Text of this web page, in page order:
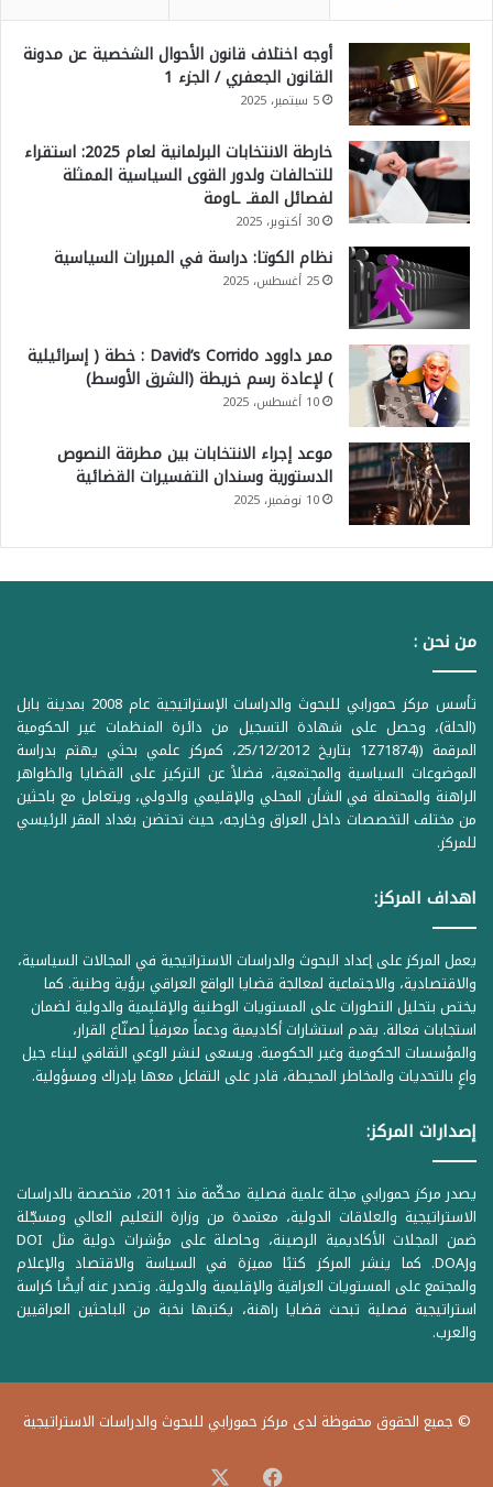
أوجه اختلاف قانون الأحوال الشخصية عن مدونة
القانون الجعفري / الجزء 1
5 سبتمبر، 2025
خارطة الانتخابات البرلمانية لعام 2025: استقراء
للتحالفات ولدور القوى السياسية الممثلة
لفصائل المقـ ـاومة
30 أكتوبر، 2025
نظام الكوتا: دراسة في المبررات السياسية
25 أغسطس، 2025
ممر داوود David’s Corrido : خطة ( إسرائيلية
) لإعادة رسم خريطة (الشرق الأوسط)
10 أغسطس، 2025
موعد إجراء الانتخابات بين مطرقة النصوص
الدستورية وسندان التفسيرات القضائية
10 نوفمبر، 2025
من نحن :
تأسس مركز حمورابي للبحوث والدراسات الإستراتيجية عام 2008 بمدينة بابل
(الحلة)، وحصل على شهادة التسجيل من دائرة المنظمات غير الحكومية
المرقمة ((1Z71874 بتاريخ 25/12/2012، كمركز علمي بحثي يهتم بدراسة
الموضوعات السياسية والمجتمعية، فضلاً عن التركيز على القضايا والظواهر
الراهنة والمحتملة في الشأن المحلي والإقليمي والدولي، ويتعامل مع باحثين
من مختلف التخصصات داخل العراق وخارجه، حيث تحتضن بغداد المقر الرئيسي
للمركز.
اهداف المركز:
يعمل المركز على إعداد البحوث والدراسات الاستراتيجية في المجالات السياسية،
والاقتصادية، والاجتماعية لمعالجة قضايا الواقع العراقي برؤية وطنية. كما
يختص بتحليل التطورات على المستويات الوطنية والإقليمية والدولية لضمان
استجابات فعالة. يقدم استشارات أكاديمية ودعماً معرفياً لصنّاع القرار،
والمؤسسات الحكومية وغير الحكومية. ويسعى لنشر الوعي الثقافي لبناء جيل
واعٍ بالتحديات والمخاطر المحيطة، قادر على التفاعل معها بإدراك ومسؤولية.
إصدارات المركز:
يصدر مركز حمورابي مجلة علمية فصلية محكّمة منذ 2011، متخصصة بالدراسات
الاستراتيجية والعلاقات الدولية، معتمدة من وزارة التعليم العالي ومسجّلة
ضمن المجلات الأكاديمية الرصينة، وحاصلة على مؤشرات دولية مثل DOI
وDOAJ. كما ينشر المركز كتبًا مميزة في السياسة والاقتصاد والإعلام
والمجتمع على المستويات العراقية والإقليمية والدولية. وتصدر عنه أيضًا كراسة
استراتيجية فصلية تبحث قضايا راهنة، يكتبها نخبة من الباحثين العراقيين
والعرب.
© جميع الحقوق محفوظة لدى مركز حمورابي للبحوث والدراسات الاستراتيجية
فيسبوك